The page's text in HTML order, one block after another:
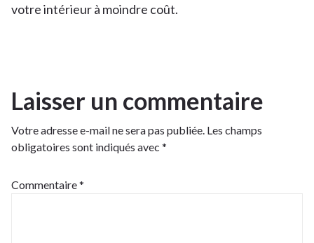
votre intérieur à moindre coût.
Laisser un commentaire
Votre adresse e-mail ne sera pas publiée. Les champs
obligatoires sont indiqués avec *
Commentaire*